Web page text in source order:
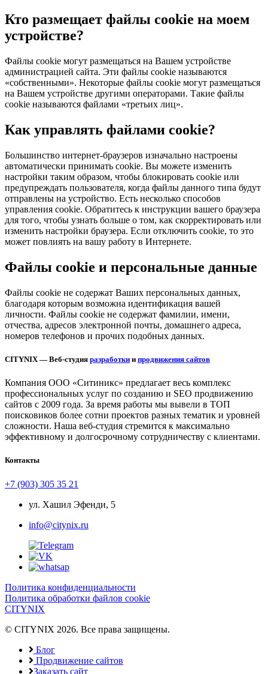
Кто размещает файлы cookie на моем
устройстве?
Файлы cookie могут размещаться на Вашем устройстве
администрацией сайта. Эти файлы cookie называются
«собственными». Некоторые файлы cookie могут размещаться
на Вашем устройстве другими операторами. Такие файлы
cookie называются файлами «третьих лиц».
Как управлять файлами cookie?
Большинство интернет-браузеров изначально настроены
автоматически принимать cookie. Вы можете изменить
настройки таким образом, чтобы блокировать cookie или
предупреждать пользователя, когда файлы данного типа будут
отправлены на устройство. Есть несколько способов
управления cookie. Обратитесь к инструкции вашего браузера
для того, чтобы узнать больше о том, как скорректировать или
изменить настройки браузера. Если отключить cookie, то это
может повлиять на вашу работу в Интернете.
Файлы cookie и персональные данные
Файлы cookie не содержат Ваших персональных данных,
благодаря которым возможна идентификация вашей
личности. Файлы cookie не содержат фамилии, имени,
отчества, адресов электронной почты, домашнего адреса,
номеров телефонов и прочих подобных данных.
CITYNIX — Веб-студия разработки и продвижения сайтов
Компания ООО «Ситиникс» предлагает весь комплекс
профессиональных услуг по созданию и SEO продвижению
сайтов с 2009 года. За время работы мы вывели в ТОП
поисковиков более сотни проектов разных тематик и уровней
сложности. Наша веб-студия стремится к максимально
эффективному и долгосрочному сотрудничеству с клиентами.
Контакты
+7 (903) 305 35 21
ул. Хашил Эфенди, 5
info@citynix.ru
Политика конфиденциальности
Политика обработки файлов cookie
CITYNIX
© CITYNIX 2026. Все права защищены.
Блог
Продвижение сайтов
Заказать сайт